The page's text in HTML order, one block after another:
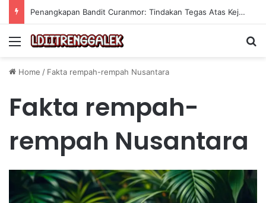
Penangkapan Bandit Curanmor: Tindakan Tegas Atas Kejahatan Sepeda Motor
Menu
Home / Fakta rempah-rempah Nusantara
Fakta rempah-
rempah Nusantara